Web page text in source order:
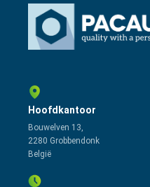
Hoofdkantoor
Bouwelven 13,
2280 Grobbendonk
België